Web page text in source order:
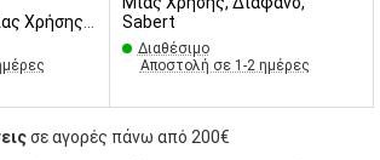
Χρήσης,
Sabert
Διαθέσιμο
Αποστολή σε 1-2 ημέρες
σε αγορές πάνω από 200€